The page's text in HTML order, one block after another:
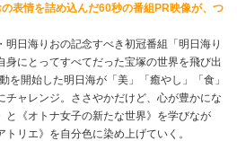
表情を詰め込んだ60秒の番組PR映像が、つ
日海りおの記念すべき初冠番組「明日海り
身にとってすべてだった宝塚の世界を飛び出
を開始した明日海が「美」「癒やし」「食」
チャレンジ。ささやかだけど、心が豊かにな
と《オトナ女子の新たな世界》を学びなが
リエ》を自分色に染め上げていく。